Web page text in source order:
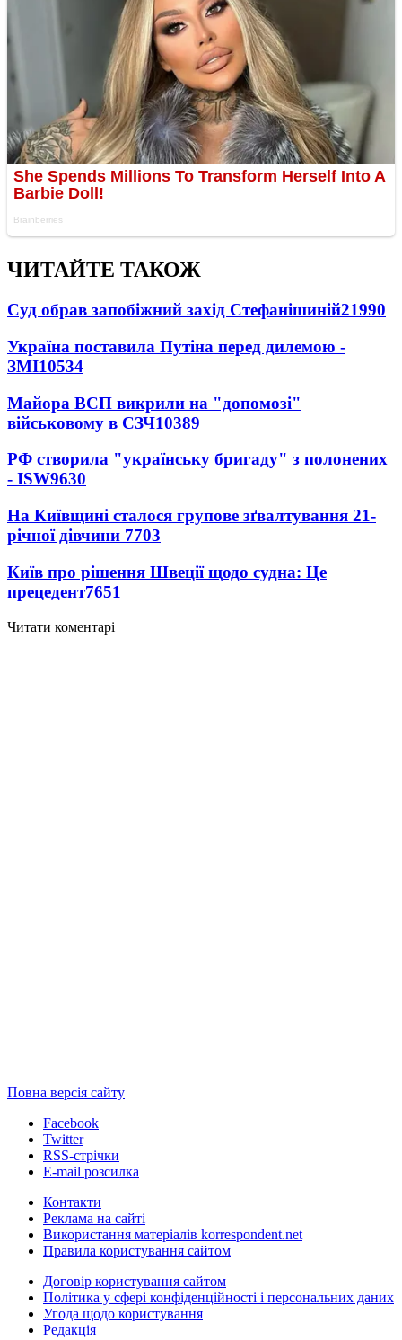
ЧИТАЙТЕ ТАКОЖ
Суд обрав запобіжний захід Стефанішиній21990
Україна поставила Путіна перед дилемою -
ЗМІ10534
Майора ВСП викрили на "допомозі"
військовому в СЗЧ10389
РФ створила "українську бригаду" з полонених
- ISW9630
На Київщині сталося групове зґвалтування 21-
річної дівчини 7703
Київ про рішення Швеції щодо судна: Це
прецедент7651
Читати коментарі
Повна версія сайту
Facebook
Twitter
RSS-стрічки
E-mail розсилка
Контакти
Реклама на сайті
Використання матеріалів korrespondent.net
Правила користування сайтом
Договір користування сайтом
Політика у сфері конфіденційності і персональних даних
Угода щодо користування
Редакція